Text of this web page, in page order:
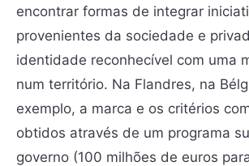
encontrar formas de integrar
provenientes da sociedade e
identidade reconhecível com uma
num território. Na Flandres, na
exemplo, a marca e os critérios
obtidos através de um programa
governo (100 milhões de euros